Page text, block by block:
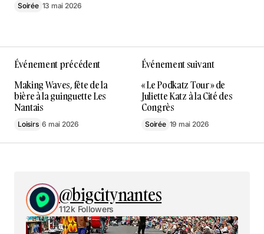
Soirée 13 mai 2026
Événement précédent
Making Waves, fête de la
bière à la guinguette Les
Nantais
Loisirs 6 mai 2026
Événement suivant
« Le Podkatz Tour » de
Juliette Katz à la Cité des
Congrès
Soirée 19 mai 2026
@bigcitynantes
112k Followers